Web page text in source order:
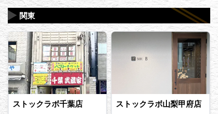
関東
▶
ストックラボ千葉店
ストックラボ山梨甲府店